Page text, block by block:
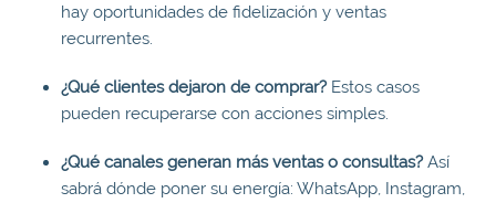
hay oportunidades de fidelización y ventas
recurrentes.
¿Qué clientes dejaron de comprar?Estos casos
pueden recuperarse con acciones simples.
¿Qué canales generan más ventas o consultas?Así
sabrá dónde poner su energía: WhatsApp, Instagram,